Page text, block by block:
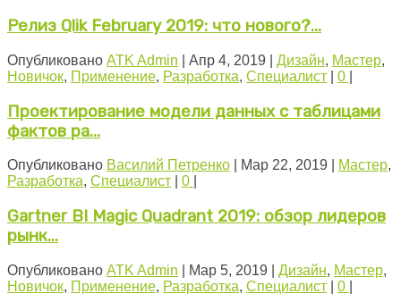
Релиз Qlik February 2019: что нового?...
Опубликовано ATK Admin Апр 4, 2019 Дизайн, Мастер,
Новичок, Применение, Разработка, Специалист 0
Проектирование модели данных с таблицами
фактов ра...
Опубликовано Василий Петренко Мар 22, 2019 Мастер,
Разработка, Специалист 0
Gartner BI Magic Quadrant 2019: обзор лидеров
рынк...
Опубликовано ATK Admin Мар 5, 2019 Дизайн, Мастер,
Новичок, Применение, Разработка, Специалист 0